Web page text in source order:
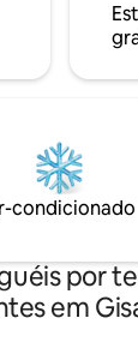
condicionado
por
em